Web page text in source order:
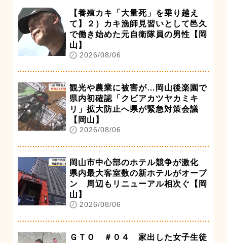
【養殖カキ「大量死」を乗り越え
て】２）カキ漁師見習いとして邑久
で働き始めた元自衛隊員の男性【岡
山】
2026/08/06
観光や農業に被害が…岡山後楽園で
県内初確認「クビアカツヤカミキ
リ」拡大防止へ県が緊急対策会議
【岡山】
2026/08/06
岡山市中心部のホテル競争が激化
県内最大客室数の新ホテルがオープ
ン 周辺もリニューアル相次ぐ【岡
山】
2026/08/06
ＧＴＯ ＃０４ 家出した女子生徒